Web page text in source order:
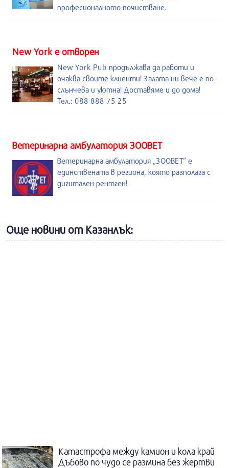
професионалното почистване.
New York е отворен
New York Pub продължава да работи и
очаква своите клиенти! Залата ни вече е по-
слънчева и уютна! Доставяме и до дома!
Тел.: 088 888 75 25
Ветеринарна амбулатория ЗООВЕТ
Ветеринарна амбулатория „ЗООВЕТ” е
единствената в региона, която разполага с
дигитален рентген!
Още новини от Казанлък:
Катастрофа между камион и кола край
Дъбово по чудо се размина без жертви